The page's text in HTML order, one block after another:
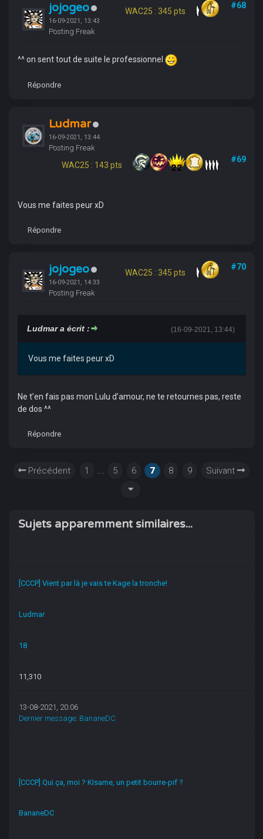
jojogeo
16-09-2021, 13:43
Posting Freak
WAC25 : 345 pts
#68
^^ on sent tout de suite le professionnel
Répondre
Ludmar
16-09-2021, 13:44
Posting Freak
WAC25 : 143 pts
#69
Vous me faites peur xD
Répondre
jojogeo
16-09-2021, 14:33
Posting Freak
WAC25 : 345 pts
#70
(16-09-2021, 13:44)
Ludmar a écrit :
Vous me faites peur xD
Ne t’en fais pas mon Lulu d’amour, ne te retournes pas, reste
de dos ^^
Répondre
Précédent 1 ... 5 6 7 8 9 Suivant
Sujets apparemment similaires...
[CCCP] Vient par là je vais te Kage la tronche!
Ludmar
18
11,310
13-08-2021, 20:06
Dernier message: BananeDC
[CCCP] Qui ça, moi ? KIsame, un petit bourre-pif ?
BananeDC